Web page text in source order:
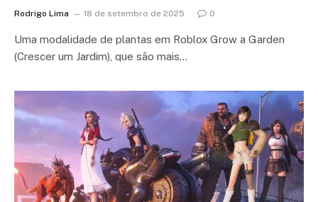
Rodrigo Lima 18 de setembro de 2025 0
Uma modalidade de plantas em Roblox Grow a Garden
(Crescer um Jardim), que são mais…